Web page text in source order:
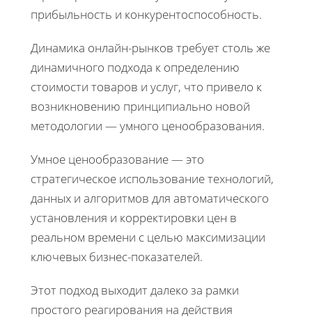
прибыльность и конкурентоспособность.
Динамика онлайн-рынков требует столь же
динамичного подхода к определению
стоимости товаров и услуг, что привело к
возникновению принципиально новой
методологии — умного ценообразования.
Умное ценообразование — это
стратегическое использование технологий,
данных и алгоритмов для автоматического
установления и корректировки цен в
реальном времени с целью максимизации
ключевых бизнес-показателей.
Этот подход выходит далеко за рамки
простого реагирования на действия